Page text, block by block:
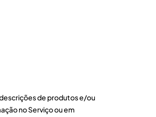
de produtos e/ou
no Serviço ou em